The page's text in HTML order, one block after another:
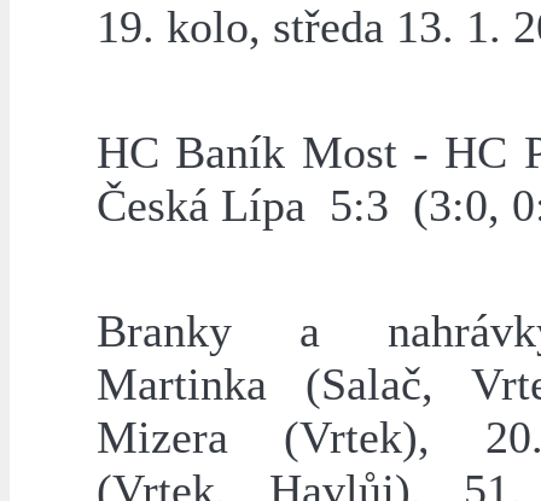
19. kolo, středa 13. 1.
HC Baník Most - HC
Česká Lípa 5:3 (3:0,
Branky a
Martinka (Salač,
Mizera (Vrtek),
(Vrtek, Havlůj), 51.